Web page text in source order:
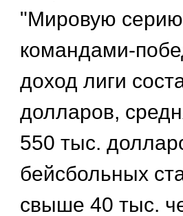
"Мировую
командами-
доход лиги
долларов,
550 тыс.
бейсбольных
свыше 40 тыс.